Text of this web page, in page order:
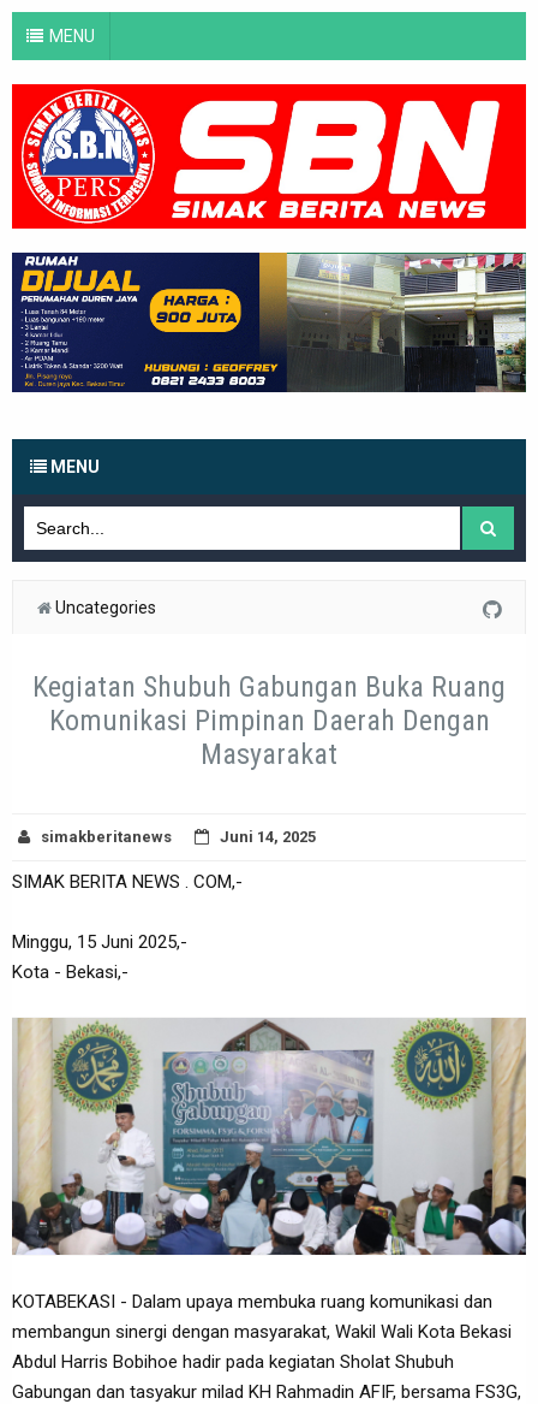
MENU
MENU
Uncategories
Kegiatan Shubuh Gabungan Buka Ruang
Komunikasi Pimpinan Daerah Dengan
Masyarakat
simakberitanews Juni 14, 2025
SIMAK BERITA NEWS . COM,-
Minggu, 15 Juni 2025,-
Kota - Bekasi,-
KOTABEKASI - Dalam upaya membuka ruang komunikasi dan
membangun sinergi dengan masyarakat, Wakil Wali Kota Bekasi
Abdul Harris Bobihoe hadir pada kegiatan Sholat Shubuh
Gabungan dan tasyakur milad KH Rahmadin AFIF, bersama FS3G,